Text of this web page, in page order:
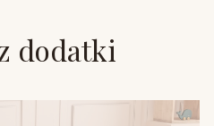
dodatki